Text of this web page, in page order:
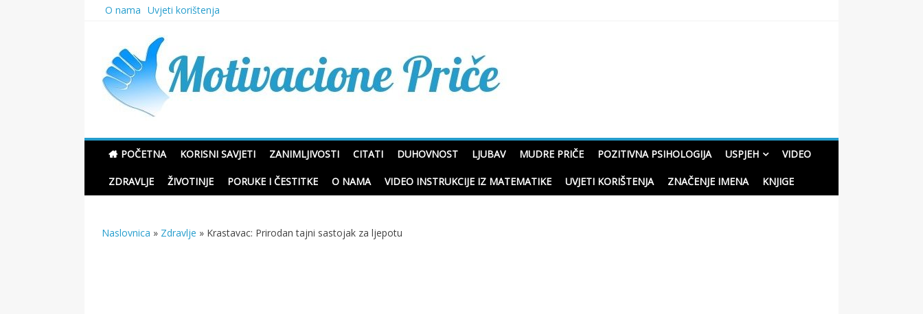
O nama Uvjeti korištenja
Motivacione Priče
POČETNA KORISNI SAVJETI ZANIMLJIVOSTI CITATI DUHOVNOST LJUBAV MUDRE PRIČE POZITIVNA PSIHOLOGIJA USPJEH VIDEO
ZDRAVLJE ŽIVOTINJE PORUKE I ČESTITKE O NAMA VIDEO INSTRUKCIJE IZ MATEMATIKE UVJETI KORIŠTENJA ZNAČENJE IMENA KNJIGE
Naslovnica » Zdravlje » Krastavac: Prirodan tajni sastojak za ljepotu